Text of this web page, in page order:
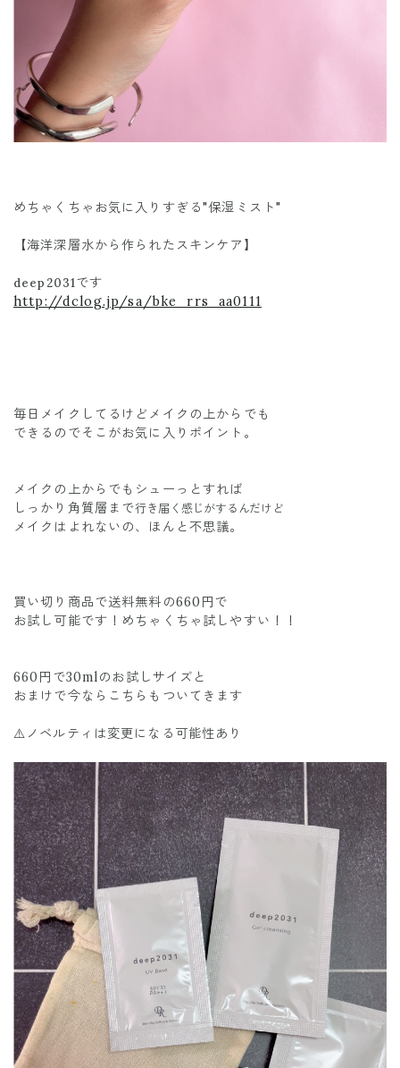
めちゃくちゃお気に入りすぎる"保湿ミスト"
【海洋深層水から作られたスキンケア】
deep2031です
http://dclog.jp/sa/bke_rrs_aa0111
毎日メイクしてるけどメイクの上からでも
できるのでそこがお気に入りポイント。
メイクの上からでもシューっとすれば
しっかり角質層まで行き届く感じがするんだけど
メイクはよれないの、ほんと不思議。
買い切り商品で送料無料の660円で
お試し可能です！めちゃくちゃ試しやすい！！
660円で30mlのお試しサイズと
おまけで今ならこちらもついてきます
⚠️ノベルティは変更になる可能性あり